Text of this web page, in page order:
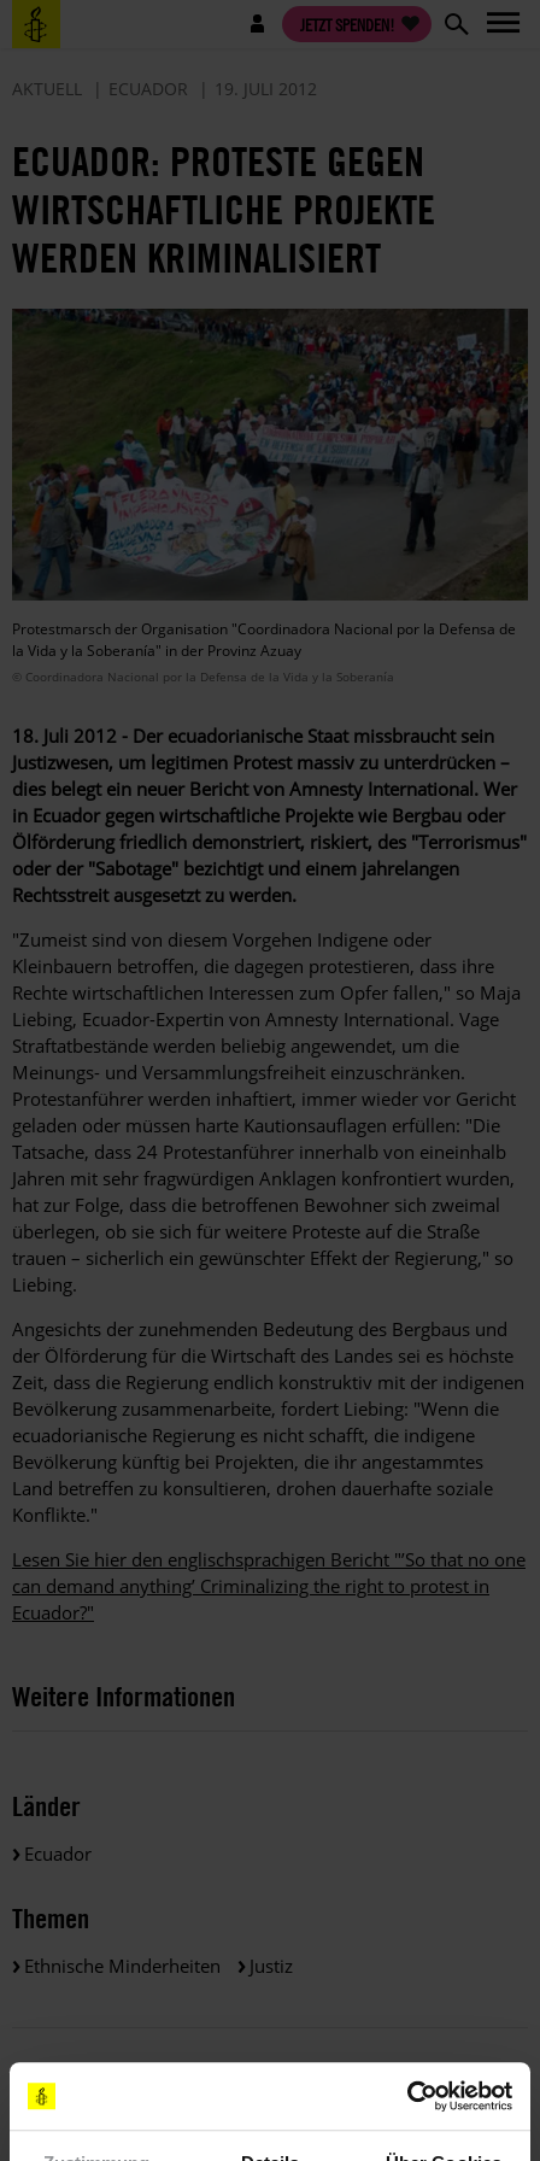
Direkt
zum
Benutzermenü JETZT SPENDEN!
AKTUELL ECUADOR 19. JULI 2012
ECUADOR: PROTESTE GEGEN
WIRTSCHAFTLICHE PROJEKTE
WERDEN KRIMINALISIERT
Protestmarsch der Organisation "Coordinadora Nacional por la Defensa de
la Vida y la Soberanía" in der Provinz Azuay
© Coordinadora Nacional por la Defensa de la Vida y la Soberanía
18. Juli 2012 - Der ecuadorianische Staat missbraucht sein
Justizwesen, um legitimen Protest massiv zu unterdrücken –
dies belegt ein neuer Bericht von Amnesty International. Wer
in Ecuador gegen wirtschaftliche Projekte wie Bergbau oder
Ölförderung friedlich demonstriert, riskiert, des "Terrorismus"
oder der "Sabotage" bezichtigt und einem jahrelangen
Rechtsstreit ausgesetzt zu werden.
"Zumeist sind von diesem Vorgehen Indigene oder
Kleinbauern betroffen, die dagegen protestieren, dass ihre
Rechte wirtschaftlichen Interessen zum Opfer fallen," so Maja
Liebing, Ecuador-Expertin von Amnesty International. Vage
Straftatbestände werden beliebig angewendet, um die
Meinungs- und Versammlungsfreiheit einzuschränken.
Protestanführer werden inhaftiert, immer wieder vor Gericht
geladen oder müssen harte Kautionsauflagen erfüllen: "Die
Tatsache, dass 24 Protestanführer innerhalb von eineinhalb
Jahren mit sehr fragwürdigen Anklagen konfrontiert wurden,
hat zur Folge, dass die betroffenen Bewohner sich zweimal
überlegen, ob sie sich für weitere Proteste auf die Straße
trauen – sicherlich ein gewünschter Effekt der Regierung," so
Liebing.
Angesichts der zunehmenden Bedeutung des Bergbaus und
der Ölförderung für die Wirtschaft des Landes sei es höchste
Zeit, dass die Regierung endlich konstruktiv mit der indigenen
Bevölkerung zusammenarbeite, fordert Liebing: "Wenn die
ecuadorianische Regierung es nicht schafft, die indigene
Bevölkerung künftig bei Projekten, die ihr angestammtes
Land betreffen zu konsultieren, drohen dauerhafte soziale
Konflikte."
Lesen Sie hier den englischsprachigen Bericht "’So that no one
can demand anything’ Criminalizing the right to protest in
Ecuador?"
Weitere Informationen
Länder
Ecuador
Themen
Ethnische Minderheiten Justiz
Teile diesen Beitrag